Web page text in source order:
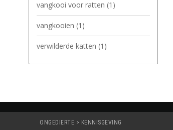
vangkooi voor ratten (1)
vangkooien (1)
verwilderde katten (1)
ONGEDIERTE > KENNISGEVING